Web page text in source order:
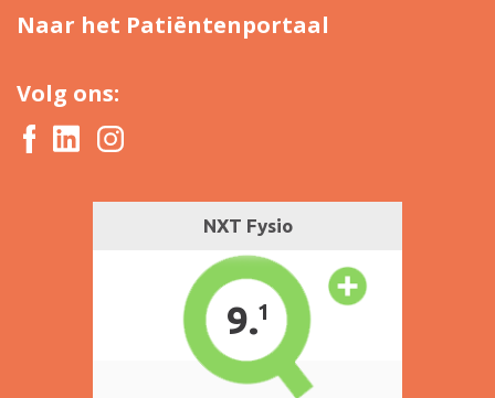
Naar het Patiëntenportaal
Volg ons: